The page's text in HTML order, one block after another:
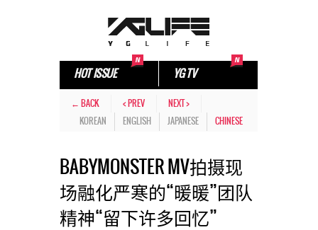
HOT ISSUE YG TV
← BACK < PREV
NEXT >
KOREAN
ENGLISH JAPANESE CHINESE
BABYMONSTER MV拍摄现
场融化严寒的“暖暖”团队
精神“留下许多回忆”